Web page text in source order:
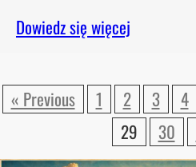
Dowiedz się więcej
« Previous 1 2 3 4
29
30